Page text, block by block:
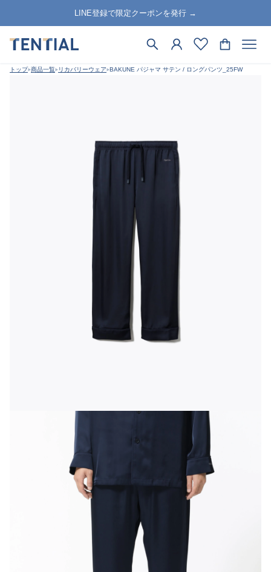
LINE登録で限定クーポンを発行 →
トップ 商品一覧 リカバリーウェア BAKUNE パジャマ サテン / ロングパンツ_25FW